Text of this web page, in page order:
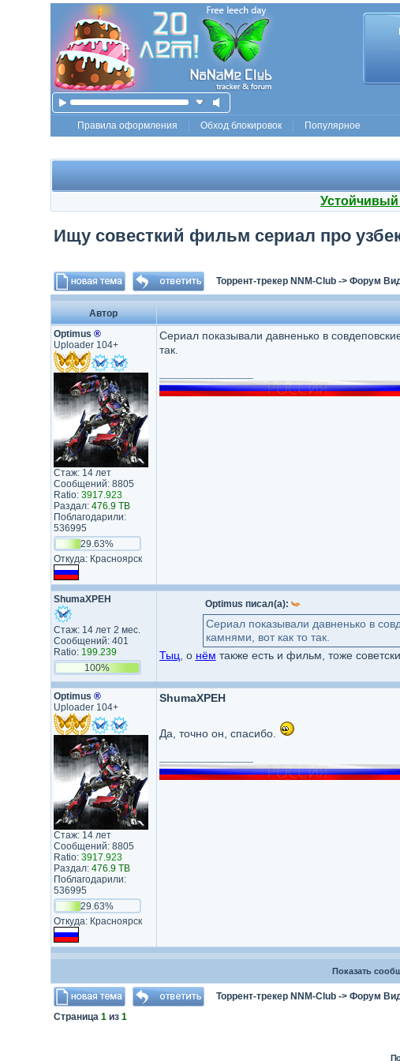
Правила оформления Обход блокировок Популярное
Ищу совесткий фильм сериал про
Торрент-трекер NNM-Club-> Форум
Автор
Optimus ®
Uploader 104+
Стаж: 14 лет
Сообщений: 8805
Ratio: 3917.923
Раздал: 476.9 TB
Поблагодарили:
536995
29.63%
Откуда: Красноярск
Сериал показывали давненько в
так.
ShumaXPEH
Стаж: 14 лет 2 мес.
Сообщений: 401
Ratio: 199.239
100%
Optimus писал(а):
Сериал показывали давненько в
камнями, вот как то так.
Тыц , о нём также есть и фильм, тоже
Optimus ®
Uploader 104+
Стаж: 14 лет
Сообщений: 8805
Ratio: 3917.923
Раздал: 476.9 TB
Поблагодарили:
536995
29.63%
Откуда: Красноярск
ShumaXPEH
Да, точно он, спасибо.
Показать
Торрент-трекер NNM-Club-> Форум
Страница 1из 1